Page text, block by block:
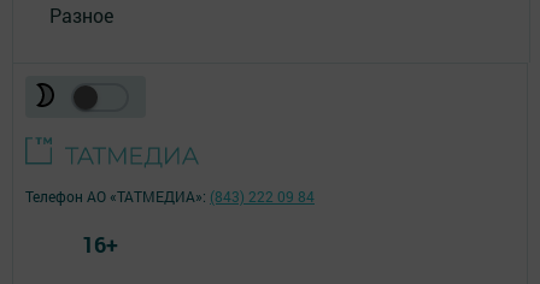
Разное
Телефон АО «ТАТМЕДИА»: (843) 222 09 84
16+